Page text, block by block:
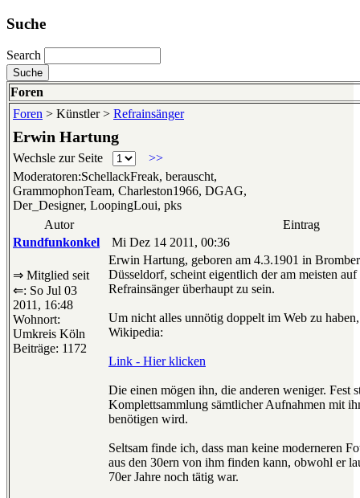
Suche
Search
Foren
Foren > Künstler > Refrainsänger
Erwin Hartung
Wechsle zur Seite
>>
Moderatoren:SchellackFreak, berauscht,
GrammophonTeam, Charleston1966, DGAG,
Der_Designer, LoopingLoui, pks
Autor
Eintrag
Rundfunkonkel
Mi Dez 14 2011, 00:36
⇒ Mitglied seit
⇐: So Jul 03
2011, 16:48
Wohnort:
Umkreis Köln
Beiträge: 1172
Erwin Hartung, geboren am 4.3.1901 in
Düsseldorf, scheint eigentlich der am meisten auf
Refrainsänger überhaupt zu sein.
Um nicht alles unnötig doppelt im Web zu
Wikipedia:
Link - Hier klicken
Die einen mögen ihn, die anderen weniger. Fest
Komplettsammlung sämtlicher Aufnahmen mit
benötigen wird.
Seltsam finde ich, dass man keine moderneren
aus den 30ern von ihm finden kann, obwohl er
70er Jahre noch tätig war.